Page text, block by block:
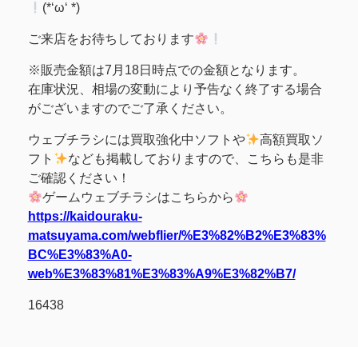
(*‘ω‘ *)
ご来店をお待ちしております
※販売金額は7月18日時点での金額となります。
在庫状況、相場の変動により予告なく終了する場合
がございますのでご了承ください。
ウェブチラシには買取強化中ソフトや
高額買取ソ
フト
なども掲載しておりますので、こちらも是非
ご確認ください！
ゲームウェブチラシはこちらから
https://kaidouraku-
matsuyama.com/webflier/%E3%82%B2%E3%83%
BC%E3%83%A0-
web%E3%83%81%E3%83%A9%E3%82%B7/
16438